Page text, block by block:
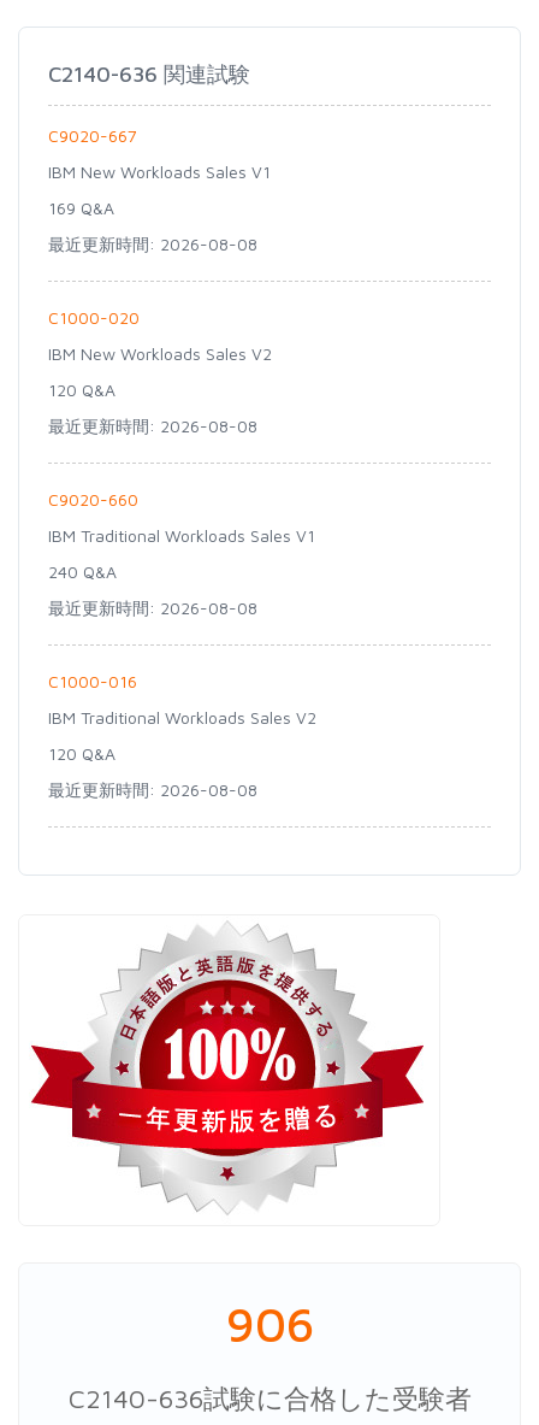
C2140-636 関連試験
C9020-667
IBM New Workloads Sales V1
169 Q&A
最近更新時間: 2026-08-08
C1000-020
IBM New Workloads Sales V2
120 Q&A
最近更新時間: 2026-08-08
C9020-660
IBM Traditional Workloads Sales V1
240 Q&A
最近更新時間: 2026-08-08
C1000-016
IBM Traditional Workloads Sales V2
120 Q&A
最近更新時間: 2026-08-08
906
C2140-636試験に合格した受験者